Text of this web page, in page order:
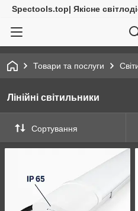
Spectools.top| Якісне
Товари та послуги
Лінійні світильники
Сортування